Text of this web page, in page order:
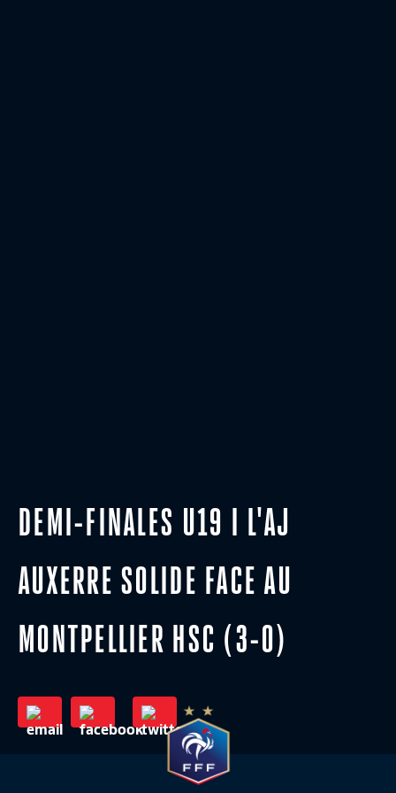
DEMI-FINALES U19 I L'AJ
AUXERRE SOLIDE FACE AU
MONTPELLIER HSC (3-0)